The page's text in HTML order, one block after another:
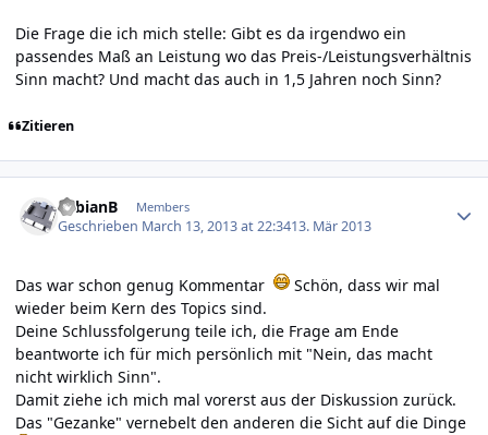
Die Frage die ich mich stelle: Gibt es da irgendwo ein
passendes Maß an Leistung wo das Preis-/Leistungsverhältnis
Sinn macht? Und macht das auch in 1,5 Jahren noch Sinn?
Zitieren
FabianB Members
Geschrieben March 13, 2013 at 22:3413. Mär 2013
Das war schon genug Kommentar
Schön, dass wir mal
wieder beim Kern des Topics sind.
Deine Schlussfolgerung teile ich, die Frage am Ende
beantworte ich für mich persönlich mit "Nein, das macht
nicht wirklich Sinn".
Damit ziehe ich mich mal vorerst aus der Diskussion zurück.
Das "Gezanke" vernebelt den anderen die Sicht auf die Dinge